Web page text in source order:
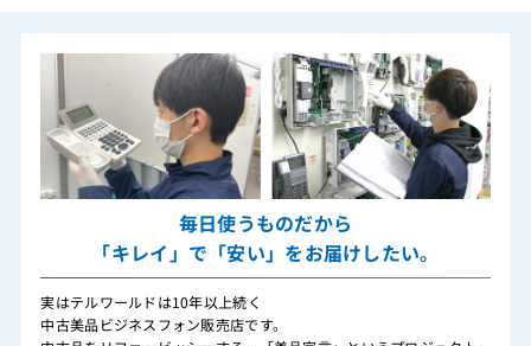
毎日使うものだから
「キレイ」で「安い」をお届けしたい。
実はテルワールドは10年以上続く
中古美品ビジネスフォン販売店です。